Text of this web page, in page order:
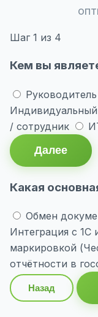
Шаг 1 из 4
Кем вы
/ сотрудник
Далее
Какая
Обмен
Интеграция с 1С
маркировкой
отчётности в
Назад